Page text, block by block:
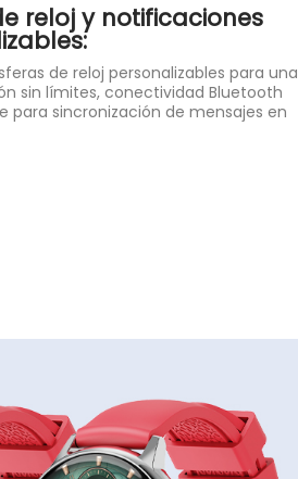
reloj y notificaciones
de reloj personalizables para una
sin límites, conectividad Bluetooth
para sincronización de mensajes en